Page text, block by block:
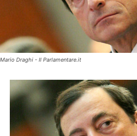
Mario Draghi - Il Parlamentare.it